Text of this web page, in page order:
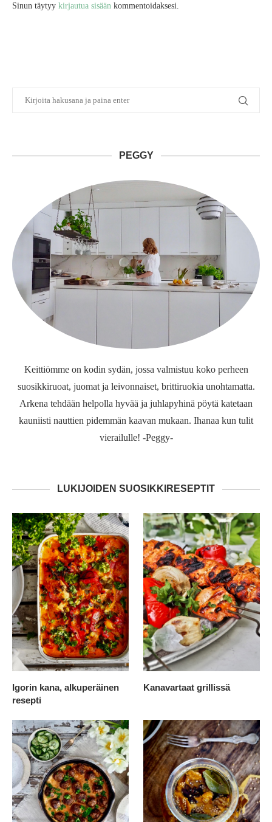
Sinun täytyy kirjautua sisään kommentoidaksesi.
PEGGY
Keittiömme on kodin sydän, jossa valmistuu koko perheen
suosikkiruoat, juomat ja leivonnaiset, brittiruokia unohtamatta.
Arkena tehdään helpolla hyvää ja juhlapyhinä pöytä katetaan
kauniisti nauttien pidemmän kaavan mukaan. Ihanaa kun tulit
vierailulle! -Peggy-
LUKIJOIDEN SUOSIKKIRESEPTIT
Igorin kana, alkuperäinen
resepti
Kanavartaat grillissä